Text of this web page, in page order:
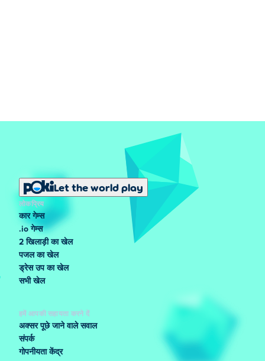
Let the world play
लोकप्रिय
कार गेम्स
.io गेम्स
2 खिलाड़ी का खेल
पजल का खेल
ड्रेस उप का खेल
सभी खेल
हमें आपकी सहायता करने दें
अक्सर पूछे जाने वाले सवाल
संपर्क
गोपनीयता केंद्र